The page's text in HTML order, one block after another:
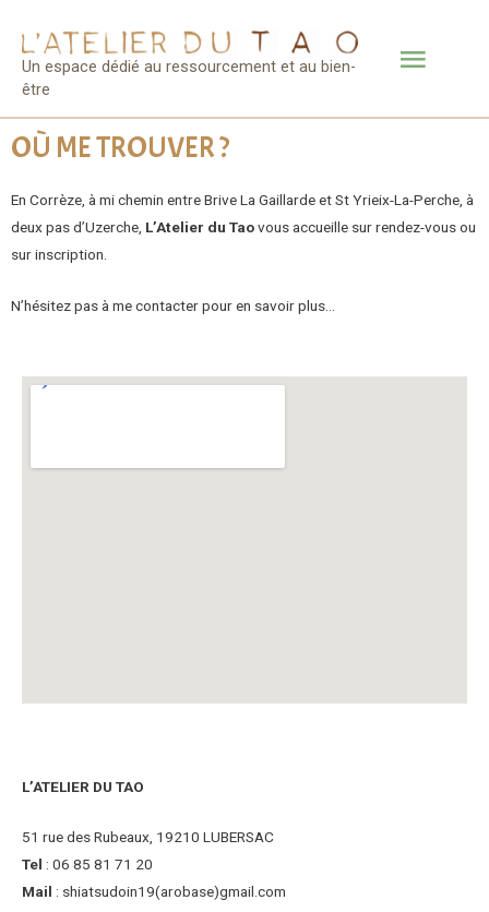
Un espace dédié au ressourcement et au bien-
être
OÙ ME TROUVER ?
En Corrèze, à mi chemin entre Brive La Gaillarde et St Yrieix-La-Perche, à
deux pas d’Uzerche, L’Atelier du Taovous accueille sur rendez-vous ou
sur inscription.
N’hésitez pas à me contacter pour en savoir plus…
L’ATELIER DU TAO
51 rue des Rubeaux, 19210 LUBERSAC
Tel : 06 85 81 71 20
Mail : shiatsudoin19(arobase)gmail.com